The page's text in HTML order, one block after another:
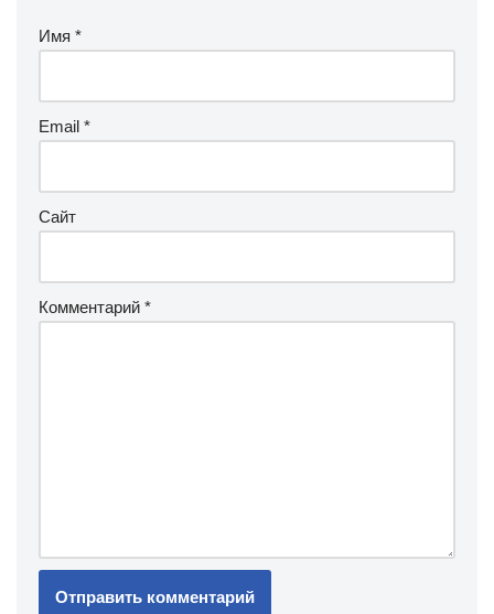
Имя *
Email *
Сайт
Комментарий *